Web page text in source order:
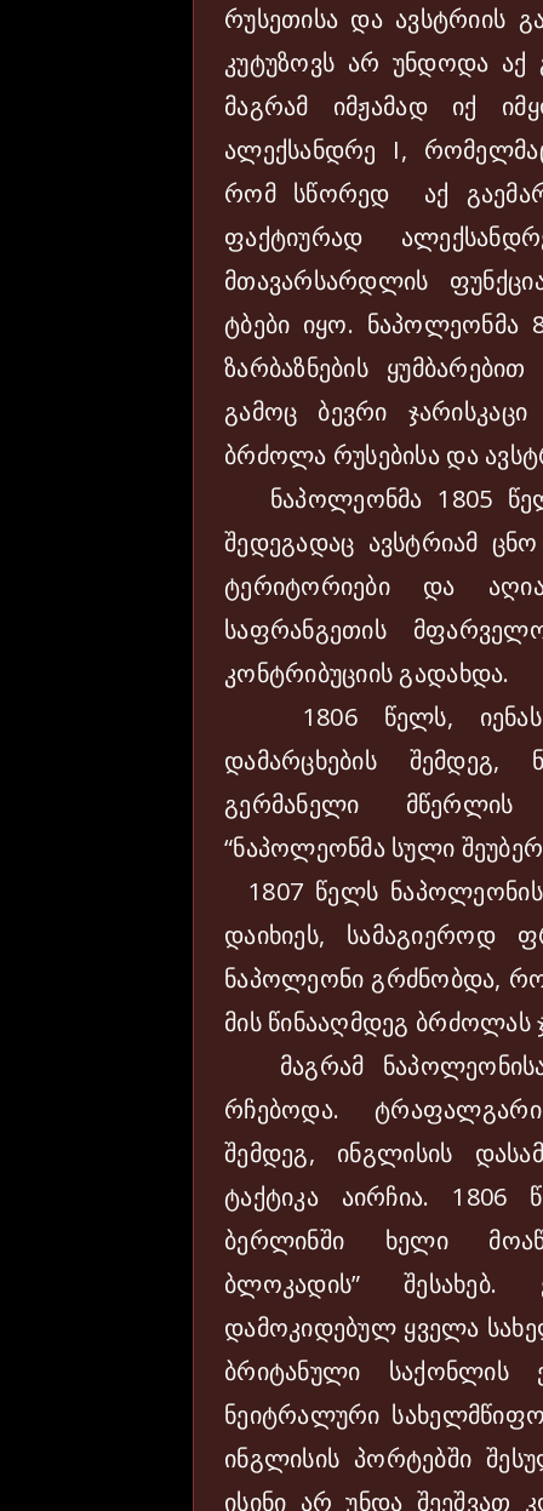
რუსეთისა და ავსტრიის
კუტუზოვს არ უნდოდა
მაგრამ იმჟამად იქ
ალექსანდრე I,
რომ სწორედ აქ
ფაქტიურად
მთავარსარდლის
ტბები იყო. ნაპოლეონმა
ზარბაზნების
გამოც ბევრი
ბრძოლა რუსებისა და
ნაპოლეონმა 1805
შედეგადაც ავსტრიამ
ტერიტორიები და
საფრანგეთის
კონტრიბუციის გადახდა.
1806 წელს,
დამარცხების შემდეგ,
გერმანელი მწერლის
“ნაპოლეონმა სული
1807 წელს ნაპოლეონის
დაიხიეს, სამაგიეროდ
ნაპოლეონი გრძნობდა,
მის წინააღმდეგ
მაგრამ
რჩებოდა.
შემდეგ, ინგლისის
ტაქტიკა აირჩია. 1806
ბერლინში ხელი
ბლოკადის”
დამოკიდებულ ყველა
ბრიტანული საქონლის
ნეიტრალური
ინგლისის პორტებში
ისინი არ უნდა შეეშვათ